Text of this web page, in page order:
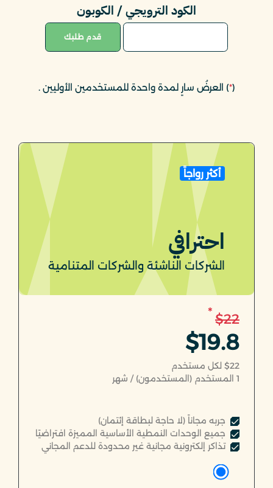
الكود الترويجي / الكوبون
قدم طلبك
(
*) العرضُ سارٍ لمدة واحدة للمستخدمين الأوليين.
أكثر رواجاً
احترافي
الشركات الناشئة والشركات المتنامية
$22
*
$19.8
$22 لكل مستخدم
1 المستخدم (المستخدمون) / شهر
جربه مجاناً (لا حاجة لبطاقة إئتمان)
جميع الوحدات النمطية الأساسية المميزة افتراضيًا
تذاكر إلكترونية مجانية غير محدودة للدعم المجاني